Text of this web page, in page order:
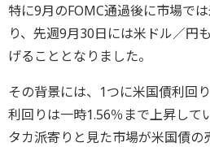
特に9月のFOMC通過後に市場で
り、先週9月30日には米ドル／円
げることとなりました。
その背景には、1つに米国債利回
利回りは一時1.56％まで上昇して
タカ派寄りと見た市場が米国債の